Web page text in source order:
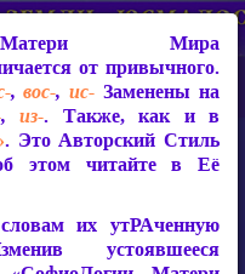
Матери Мира
от привычного.
,вос-,ис- Заменены на
,из-. Также, как и в
. Это Авторский Стиль
этом читайте в Её
их утРАченную
устоявшееся